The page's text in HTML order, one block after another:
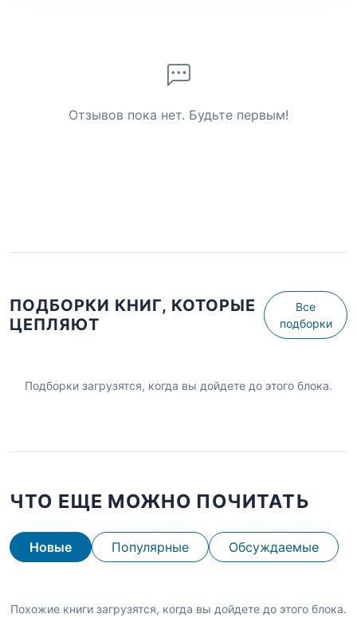
Отзывов пока нет. Будьте первым!
ПОДБОРКИ КНИГ, КОТОРЫЕ
ЦЕПЛЯЮТ
Все
подборки
Подборки загрузятся, когда вы дойдете до этого блока.
ЧТО ЕЩЕ МОЖНО ПОЧИТАТЬ
Новые Популярные Обсуждаемые
Похожие книги загрузятся, когда вы дойдете до этого блока.